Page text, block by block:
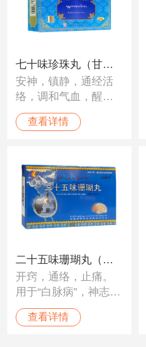
七十味珍珠丸（甘
露）
安神，镇静，通经活
络，调和气血，醒脑
开窍。用于“黑白脉
病”、“龙血”不调；中
脑震荡、心脏病、高
血压及神经性障碍。
查看详情
二十五味珊瑚丸（神
猴）
开窍，通络，止痛。
用于“白脉病”，神志不
清，身体麻木，头昏
目眩，脑部疼痛，血
查看详情